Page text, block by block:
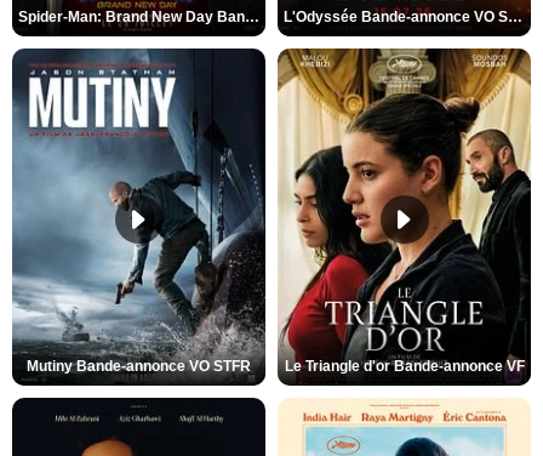
Spider-Man: Brand New Day Bande-annonce VO STFR L'Odyssée Bande-annonce VO STFR
Mutiny Bande-annonce VO STFR Le Triangle d'or Bande-annonce VF